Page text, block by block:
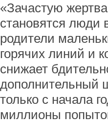
«Зачастую
становятся люди
родители
горячих линий и
снижает
дополнительный
только с начала
миллионы